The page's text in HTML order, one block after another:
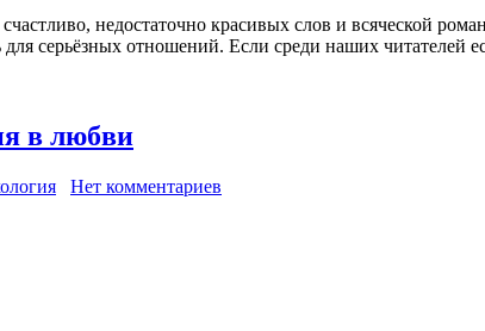
недостаточно красивых слов и всяческой
для серьёзных отношений. Если среди наших
в любви
Нет комментариев